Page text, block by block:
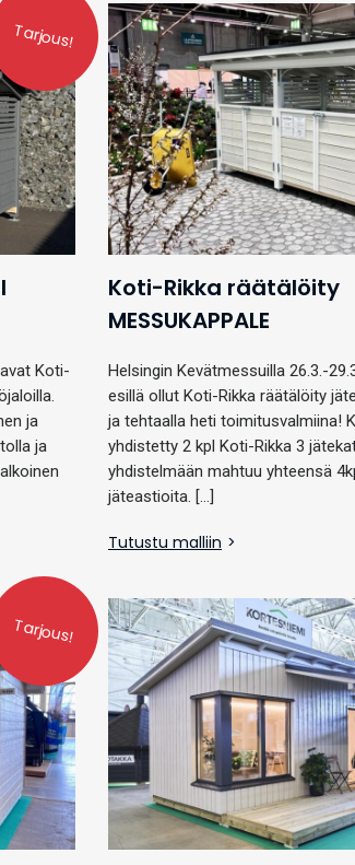
Tarjous!
Koti-
ja
ja
Koti-Rikka räätälöity
MESSUKAPPALE
Helsingin Kevätmessuilla 26.3.-
esillä ollut Koti-Rikka räätälöity
ja tehtaalla heti toimitusvalmiina!
yhdistetty 2 kpl Koti-Rikka 3
yhdistelmään mahtuu yhteensä
jäteastioita. […]
Tutustu malliin
Tarjous!